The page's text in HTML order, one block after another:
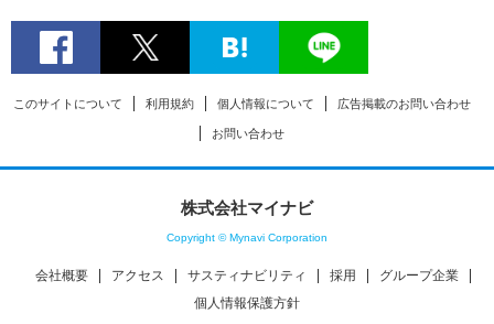
このサイトについて 利用規約 個人情報について 広告掲載のお問い合わせ
お問い合わせ
株式会社マイナビ
Copyright © Mynavi Corporation
会社概要 アクセス サスティナビリティ 採用
グループ企業
個人情報保護方針